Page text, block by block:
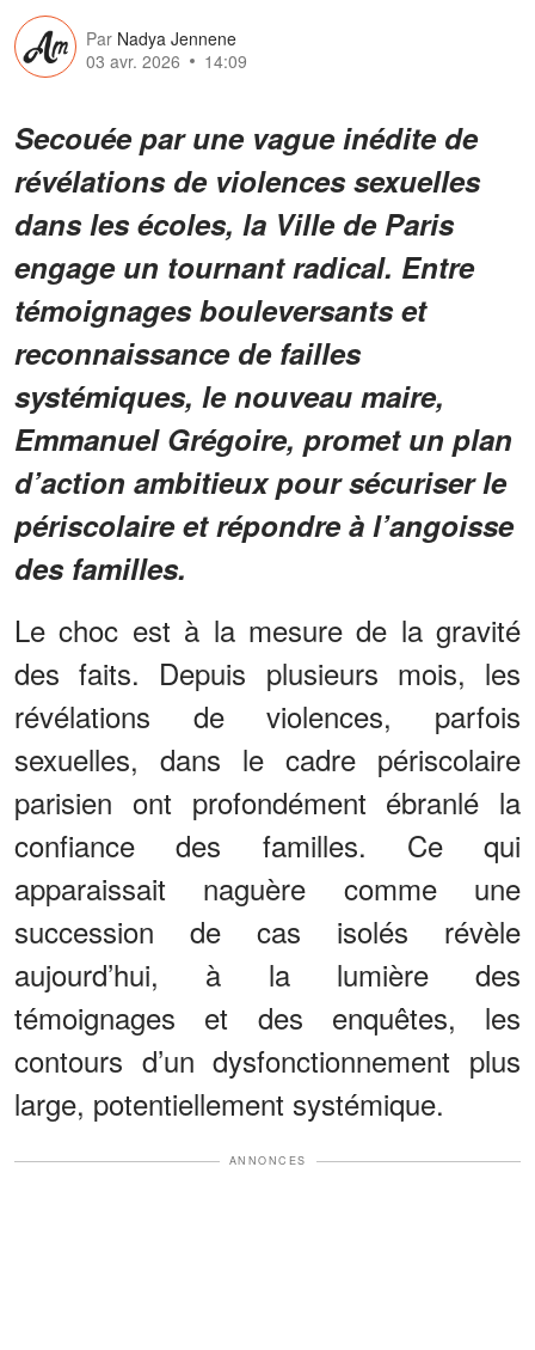
Par Nadya Jennene
03 avr. 2026
14:09
Secouée par une vague inédite de
révélations de violences sexuelles
dans les écoles, la Ville de Paris
engage un tournant radical. Entre
témoignages bouleversants et
reconnaissance de failles
systémiques, le nouveau maire,
Emmanuel Grégoire, promet un plan
d’action ambitieux pour sécuriser le
périscolaire et répondre à l’angoisse
des familles.
Le choc est à la mesure de la gravité
des faits. Depuis plusieurs mois, les
révélations de violences, parfois
sexuelles, dans le cadre périscolaire
parisien ont profondément ébranlé la
confiance des familles. Ce qui
apparaissait naguère comme une
succession de cas isolés révèle
aujourd’hui, à la lumière des
témoignages et des enquêtes, les
contours d’un dysfonctionnement plus
large, potentiellement systémique.
ANNONCES